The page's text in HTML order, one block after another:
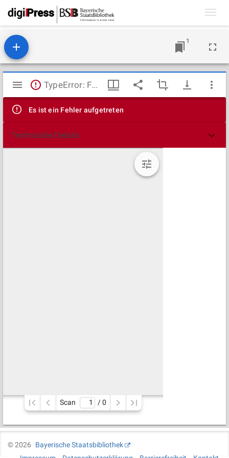
1
Mirador
Viewer
TypeError: Failed to fetch
Es ist ein Fehler aufgetreten
Technische Details
Scan / 0
©2026
Bayerische Staatsbibliothek